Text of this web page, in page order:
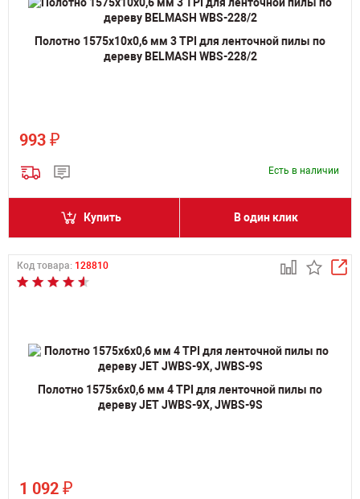
Полотно 1575х10х0,6 мм 3 TPI для ленточной пилы по
дереву BELMASH WBS-228/2
993 ₽
Есть в наличии
Купить В один клик
Код товара: 128810
Полотно 1575х6х0,6 мм 4 TPI для ленточной пилы по
дереву JET JWBS-9X, JWBS-9S
1 092 ₽